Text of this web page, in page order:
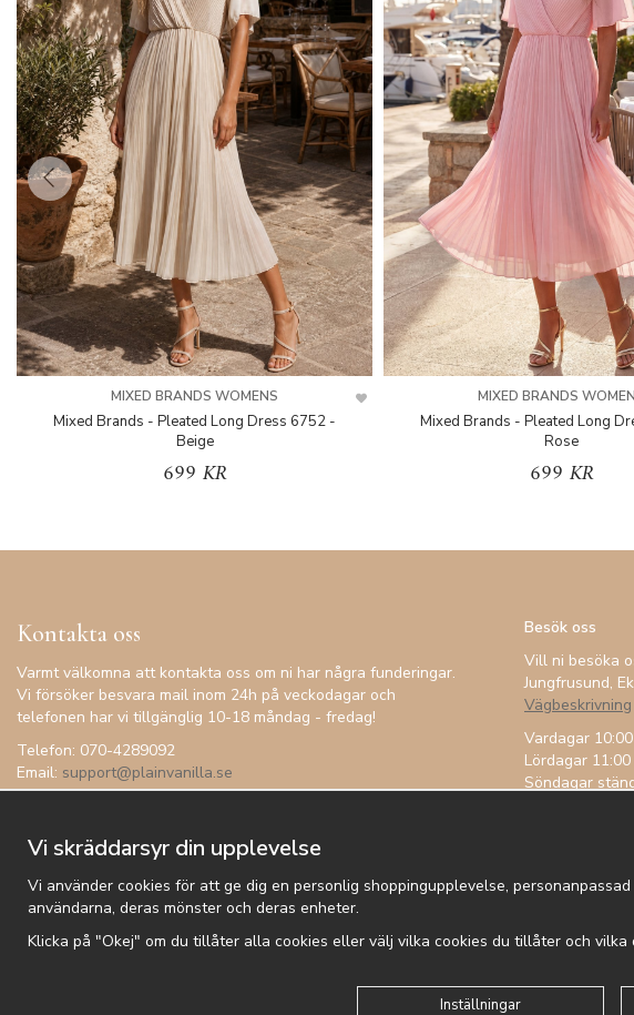
MIXED BRANDS WOMENS
Mixed Brands - Pleated Long Dress 6752 -
Beige
699 KR
MIXED BRANDS
Mixed Brands - Pleated Long
Rose
699 KR
Kontakta oss
Varmt välkomna att kontakta oss om ni har några funderingar.
Vi försöker besvara mail inom 24h på veckodagar och
telefonen har vi tillgänglig 10-18 måndag - fredag!
Telefon: 070-4289092
Email: support@plainvanilla.se
Besök oss
Vill ni besöka
Jungfrusund,
Vägbeskrivning
Vardagar
Lördagar
Söndagar
Vi skräddarsyr din upplevelse
Vi använder cookies för att ge dig en personlig shoppingupplevelse,
användarna, deras mönster och deras enheter.
Klicka på "Okej" om du tillåter alla cookies eller välj vilka cookies du tillåter och
Inställningar